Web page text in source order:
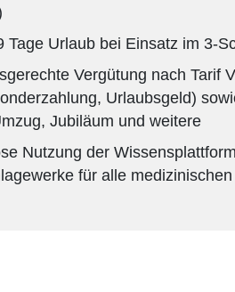
Tage Urlaub bei Einsatz im 3-
Vergütung nach Tarif
Urlaubsgeld)
Jubiläum und weitere
Nutzung der
für alle